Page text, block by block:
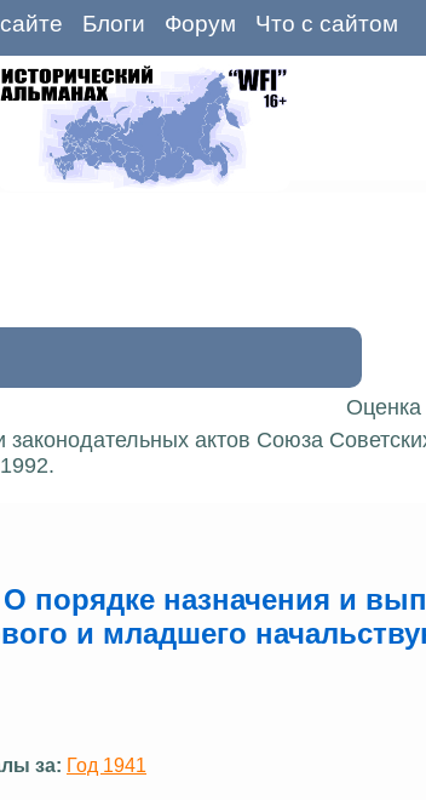
Блоги Форум Что с сайтом
Оценка
актов Союза
порядке назначения и
и младшего
за: Год 1941